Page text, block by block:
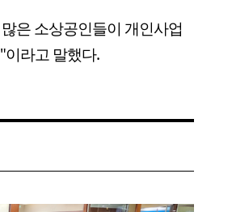
은 소상공인들이 개인사업
라고 말했다.